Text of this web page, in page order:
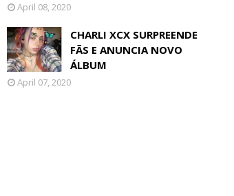
April 08, 2020
CHARLI XCX SURPREENDE
FÃS E ANUNCIA NOVO
ÁLBUM
April 07, 2020